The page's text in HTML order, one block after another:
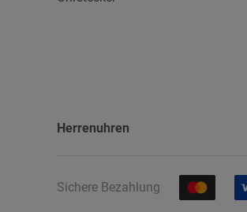
Herrenuhren
Sichere Bezahlung